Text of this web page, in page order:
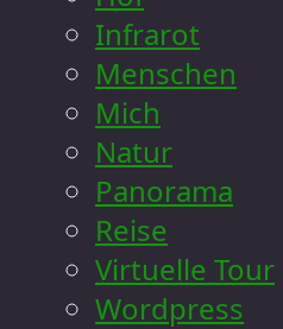
Infrarot
Menschen
Mich
Natur
Panorama
Reise
Virtuelle Tour
Wordpress